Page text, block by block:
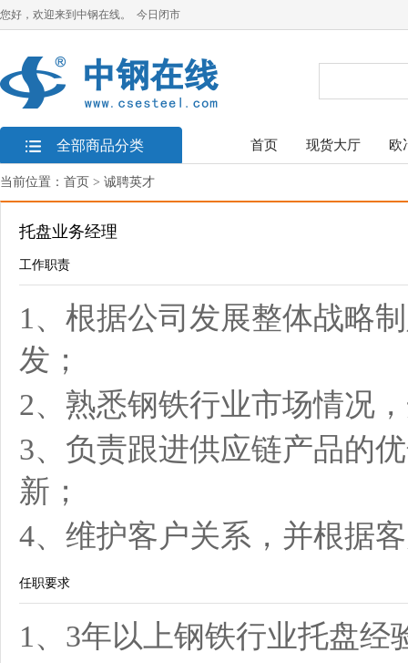
您好，欢迎来到中钢在线。 今日闭市
全部商品分类 首页 现货大厅 欧
当前位置： 首页 > 诚聘英才
托盘业务经理
工作职责
1、根据公司发展整体战略
发；
2、熟悉钢铁行业市场情况
3、负责跟进供应链产品的
新；
4、维护客户关系，并根据
任职要求
1、3年以上钢铁行业托盘经